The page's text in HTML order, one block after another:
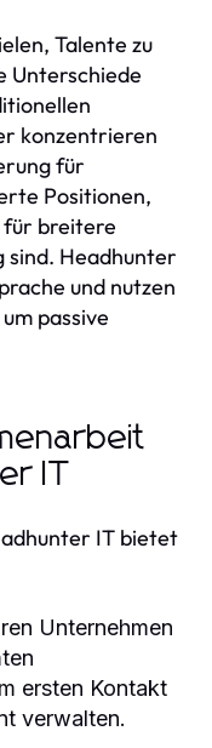
Talente zu
Unterschiede
konzentrieren
für
Positionen,
breitere
sind. Headhunter
und nutzen
passive
IT
IT bietet
Unternehmen
ersten Kontakt
verwalten.